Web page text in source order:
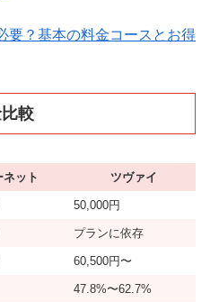
要？基本の料金コースとお得
較
ネット ツヴァイ
50,000円
プランに依存
60,500円〜
47.8%〜62.7%